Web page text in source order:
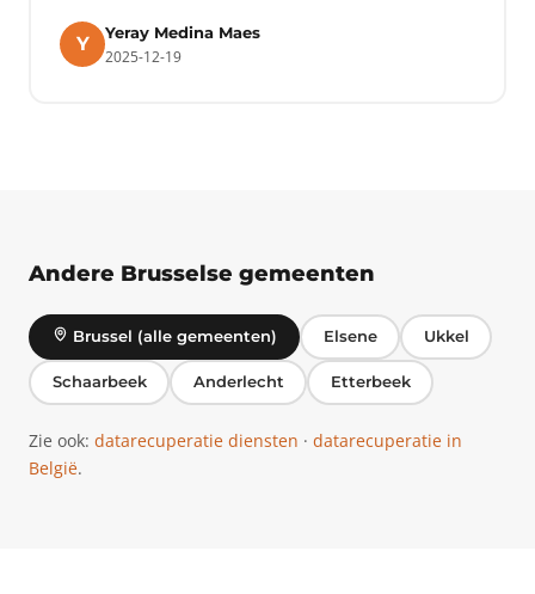
Y
Yeray Medina Maes
2025-12-19
Andere Brusselse gemeenten
Brussel (alle gemeenten) Elsene Ukkel
Schaarbeek Anderlecht Etterbeek
Zie ook: datarecuperatie diensten · datarecuperatie in
België.